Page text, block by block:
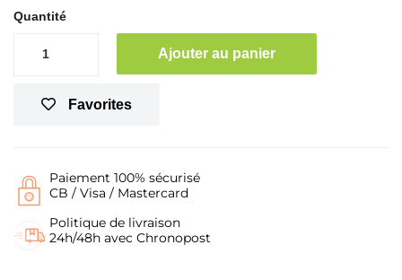
Quantité
Ajouter au panier
Favorites
Paiement 100% sécurisé
CB / Visa / Mastercard
Politique de livraison
24h/48h avec Chronopost